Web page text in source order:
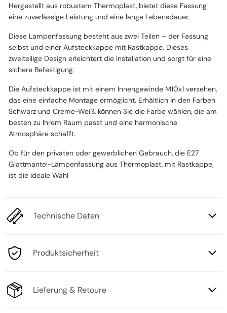
Hergestellt aus robustem Thermoplast, bietet diese Fassung
eine zuverlässige Leistung und eine lange Lebensdauer.
Diese Lampenfassung besteht aus zwei Teilen – der Fassung
selbst und einer Aufsteckkappe mit Rastkappe. Dieses
zweiteilige Design erleichtert die Installation und sorgt für eine
sichere Befestigung.
Die Aufsteckkappe ist mit einem Innengewinde M10x1 versehen,
das eine einfache Montage ermöglicht. Erhältlich in den Farben
Schwarz und Creme-Weiß, können Sie die Farbe wählen, die am
besten zu Ihrem Raum passt und eine harmonische
Atmosphäre schafft.
Ob für den privaten oder gewerblichen Gebrauch, die E27
Glattmantel-Lampenfassung aus Thermoplast, mit Rastkappe,
ist die ideale Wahl
Technische Daten
Produktsicherheit
Lieferung & Retoure